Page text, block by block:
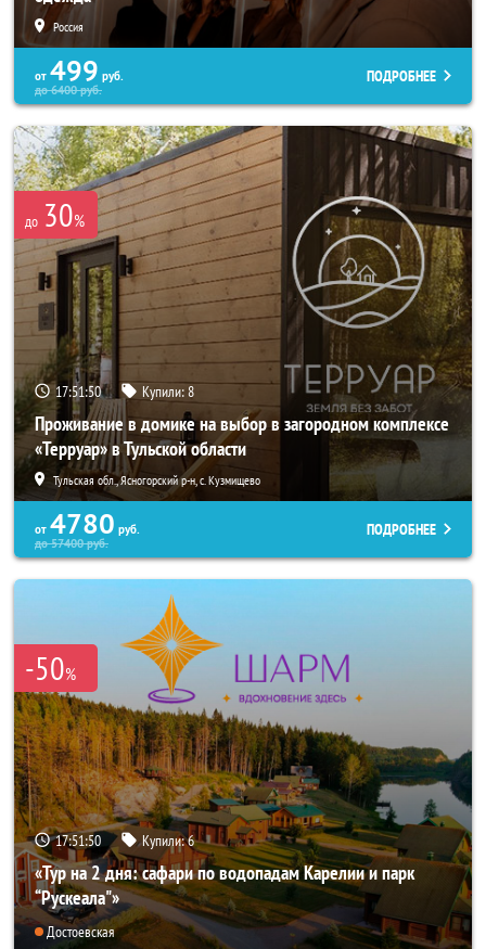
Россия
от 499 руб.
до6400руб.
ПОДРОБНЕЕ
до 30%
17:51:47 Купили:8
Проживание в домике на выбор в загородном комплексе
«Терруар» в Тульской области
Тульская обл., Ясногорский р-н, с. Кузмищево
от 4780 руб.
до57400руб.
ПОДРОБНЕЕ
-50%
17:51:47 Купили:6
«Тур на 2 дня: сафари по водопадам Карелии и парк
“Рускеала"»
Достоевская